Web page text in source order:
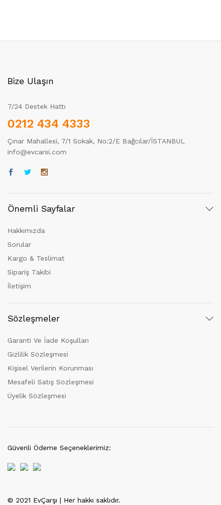
Bize Ulaşın
7/24 Destek Hattı
0212 434 4333
Çınar Mahallesi, 7/1 Sokak, No:2/E Bağcılar/İSTANBUL
info@evcarsi.com
Önemli Sayfalar
Hakkımızda
Sorular
Kargo & Teslimat
Sipariş Takibi
İletişim
Sözleşmeler
Garanti Ve İade Koşulları
Gizlilik Sözleşmesi
Kişisel Verilerin Korunması
Mesafeli Satış Sözleşmesi
Üyelik Sözleşmesi
© 2021 EvÇarşı | Her hakkı saklıdır.
Güvenli Ödeme Seçeneklerimiz: